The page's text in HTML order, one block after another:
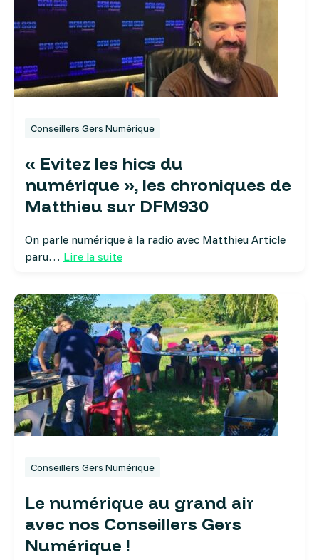
Conseillers Gers Numérique
« Evitez les hics du
numérique », les chroniques de
Matthieu sur DFM930
On parle numérique à la radio avec Matthieu Article
paru… Lire la suite
Conseillers Gers Numérique
Le numérique au grand air
avec nos Conseillers Gers
Numérique !